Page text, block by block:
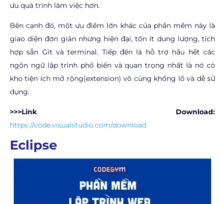
ưu quá trình làm việc hơn.
Bên cạnh đó, một ưu điểm lớn khác của phần mềm này là
giao diện đơn giản nhưng hiện đại, tốn ít dung lượng, tích
hợp sẵn Git và terminal. Tiếp đến là hỗ trợ hầu hết các
ngôn ngữ lập trình phổ biến và quan trọng nhất là nó có
kho tiện ích mở rộng(extension) vô cùng khổng lồ và dễ sử
dụng.
>>>Link Download:
https://code.visualstudio.com/download
Eclipse